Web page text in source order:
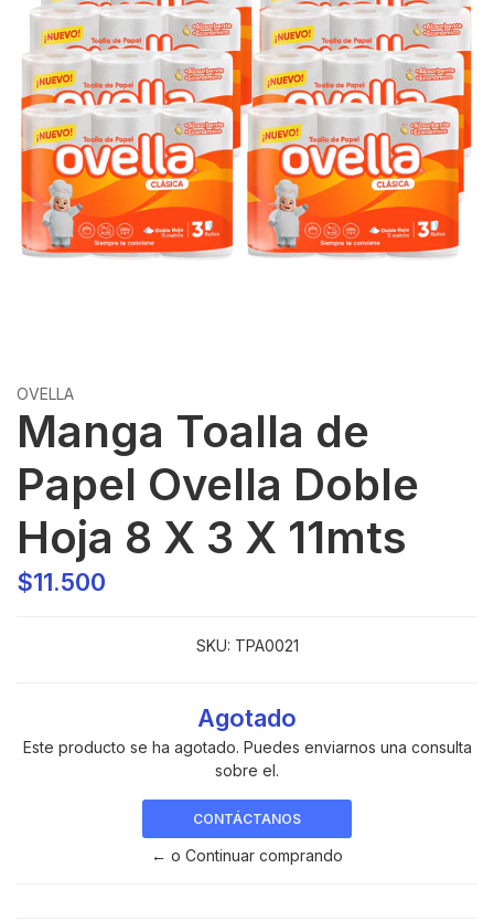
OVELLA
Manga Toalla de
Papel Ovella Doble
Hoja 8 X 3 X 11mts
$11.500
SKU: TPA0021
Agotado
Este producto se ha agotado. Puedes enviarnos una consulta
sobre el.
CONTÁCTANOS
← o Continuar comprando